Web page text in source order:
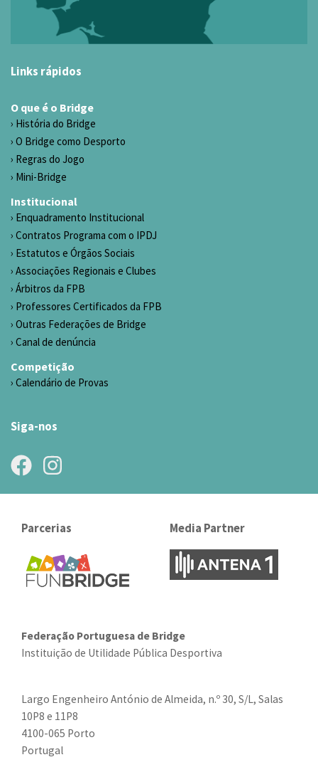
Links rápidos
O que é o Bridge
História do Bridge
O Bridge como Desporto
Regras do Jogo
Mini-Bridge
Institucional
Enquadramento Institucional
Contratos Programa com o IPDJ
Estatutos e Órgãos Sociais
Associações Regionais e Clubes
Árbitros da FPB
Professores Certificados da FPB
Outras Federações de Bridge
Canal de denúncia
Competição
Calendário de Provas
Siga-nos
Parcerias Media Partner
Federação Portuguesa de Bridge
Instituição de Utilidade Pública Desportiva
Largo Engenheiro António de Almeida, n.º 30, S/L, Salas
10P8 e 11P8
4100-065 Porto
Portugal